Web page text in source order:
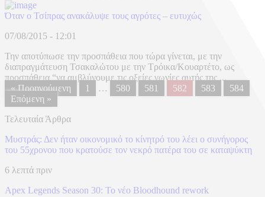
Όταν ο Τσίπρας ανακάλυψε τους αγρότες – ευτυχώς
07/08/2015 - 12:01
Την αποτύπωσε την προσπάθεια που τώρα γίνεται, με την
διαπραγμάτευση Τσακαλώτου με την Τρόικα/Κουαρτέτο, ως
προσπάθεια “να αμβλύνουμε τις οξείες γωνίες αυτής της ...
« Προηγούμενη
1 … 580 581 582 583
584
Επόμενη »
Τελευταία Άρθρα
Μυστράς: Δεν ήταν οικονομικό το κίνητρό του λέει ο συνήγορος
του 55χρονου που κρατούσε τον νεκρό πατέρα του σε καταψύκτη
6 λεπτά πριν
Apex Legends Season 30: Το νέο Bloodhound rework